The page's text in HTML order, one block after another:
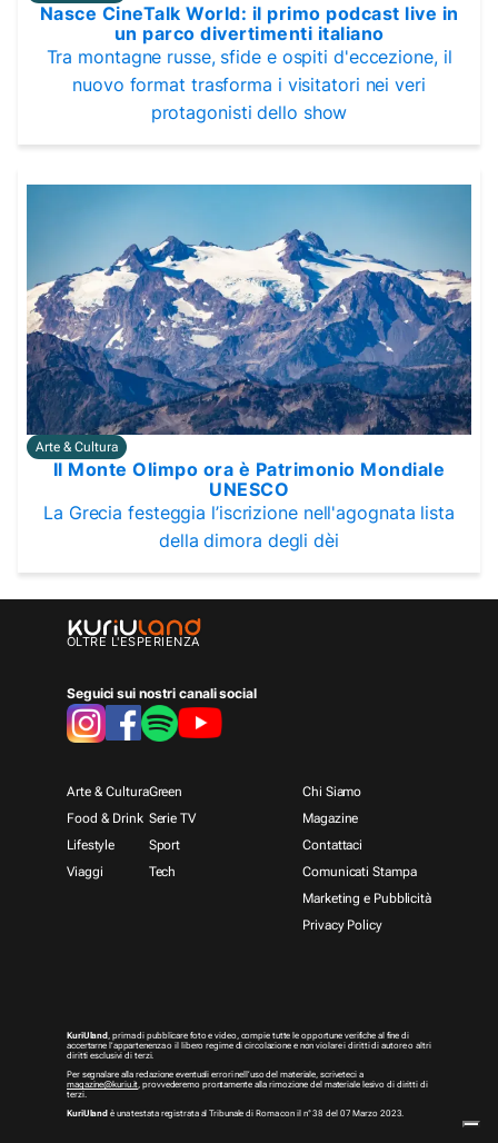
Nasce CineTalk World: il primo podcast live in
un parco divertimenti italiano
Tra montagne russe, sfide e ospiti d'eccezione, il
nuovo format trasforma i visitatori nei veri
protagonisti dello show
Arte & Cultura
Il Monte Olimpo ora è Patrimonio Mondiale
UNESCO
La Grecia festeggia l’iscrizione nell'agognata lista
della dimora degli dèi
OLTRE L'ESPERIENZA
Seguici sui nostri canali social
Arte & Cultura
Food & Drink
Lifestyle
Viaggi
Green
Serie TV
Sport
Tech
Chi Siamo
Magazine
Contattaci
Comunicati Stampa
Marketing e Pubblicità
Privacy Policy
KuriUland , prima di pubblicare foto e video, compie tutte le opportune verifiche al fine di
accertarne l’appartenenza o il libero regime di circolazione e non violare i diritti di autore o altri
diritti esclusivi di terzi.
Per segnalare alla redazione eventuali errori nell’uso del materiale, scriveteci a
magazine@kuriu.it , provvederemo prontamente alla rimozione del materiale lesivo di diritti di
terzi.
KuriUland è una testata registrata al Tribunale di Roma con il n° 38 del 07 Marzo 2023.